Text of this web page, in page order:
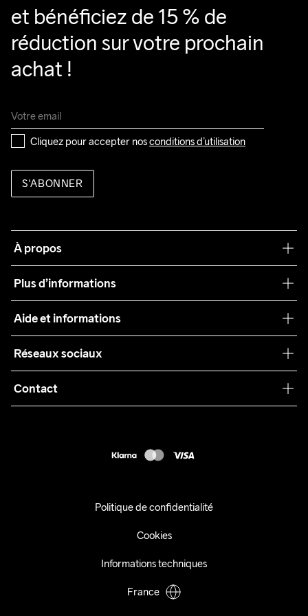
et bénéficiez de 15 % de
réduction sur votre prochain
achat !
Cliquez pour accepter nos conditions d’utilisation
S'ABONNER
À propos
Plus d’informations
Teamwear
Durabilité
Collaborations
Aide et informations
Conditions générales
Retours
Réseaux sociaux
Contact
Politique de confidentialité
Cookies
Informations techniques
France